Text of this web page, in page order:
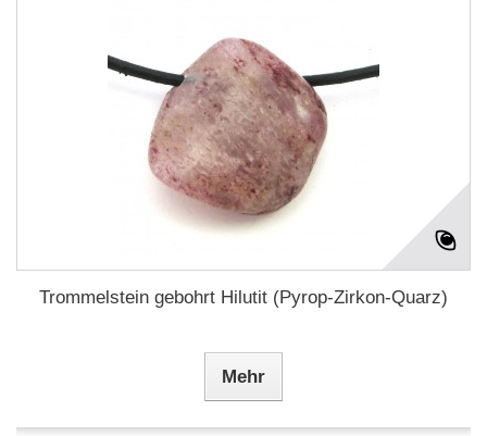
Trommelstein gebohrt Hilutit (Pyrop-Zirkon-Quarz)
Mehr